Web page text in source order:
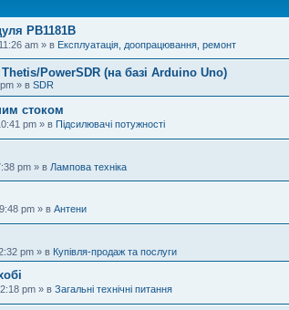
PB1181B
am » в Експлуатація, доопрацювання, ремонт
PowerSDR (на базі Arduino Uno)
» в SDR
стоком
pm » в Підсилювачі потужності
pm » в Лампова техніка
pm » в Антени
pm » в Купівля-продаж та послуги
pm » в Загальні технічні питання